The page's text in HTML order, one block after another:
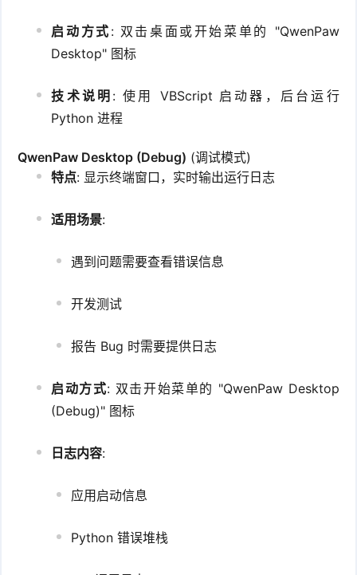
启动方式 : 双击桌面或开始菜单的 "QwenPaw
Desktop" 图标
技术说明 : 使用 VBScript 启动器，后台运行
Python 进程
QwenPaw Desktop (Debug) (调试模式)
特点: 显示终端窗口，实时输出运行日志
适用场景:
遇到问题需要查看错误信息
开发测试
报告 Bug 时需要提供日志
启动方式: 双击开始菜单的 "QwenPaw Desktop
(Debug)" 图标
日志内容:
应用启动信息
Python 错误堆栈